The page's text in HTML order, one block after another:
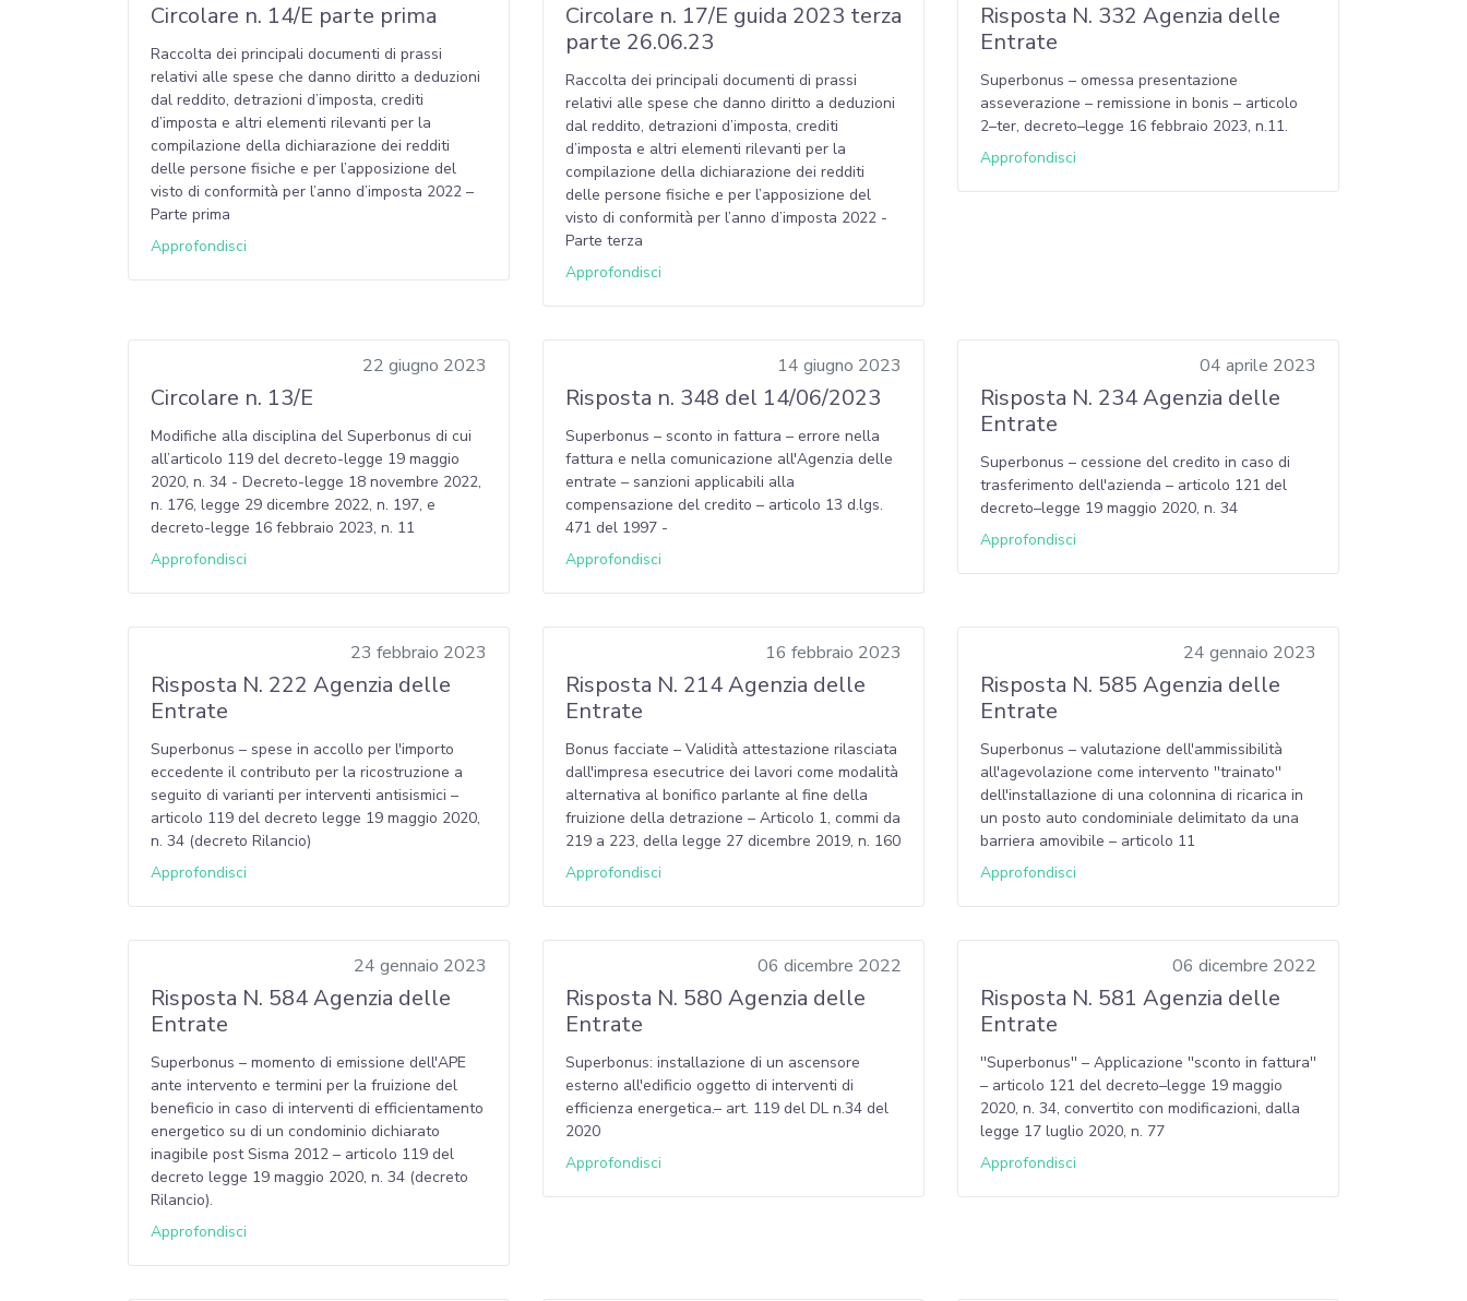
Circolare n. 14/E parte prima
Raccolta dei principali documenti di prassi
relativi alle spese che danno diritto a deduzioni
dal reddito, detrazioni d’imposta, crediti
d’imposta e altri elementi rilevanti per la
compilazione della dichiarazione dei redditi
delle persone fisiche e per l’apposizione del
visto di conformità per l’anno d’imposta 2022 –
Parte prima
Approfondisci
Circolare n. 17/E guida 2023 terza
parte 26.06.23
Raccolta dei principali documenti di prassi
relativi alle spese che danno diritto a deduzioni
dal reddito, detrazioni d’imposta, crediti
d’imposta e altri elementi rilevanti per la
compilazione della dichiarazione dei redditi
delle persone fisiche e per l’apposizione del
visto di conformità per l’anno d’imposta 2022 -
Parte terza
Approfondisci
Risposta N. 332 Agenzia delle
Entrate
Superbonus – omessa presentazione
asseverazione – remissione in bonis – articolo
2–ter, decreto–legge 16 febbraio 2023, n.11.
Approfondisci
22 giugno 2023
Circolare n. 13/E
Modifiche alla disciplina del Superbonus di cui
all’articolo 119 del decreto-legge 19 maggio
2020, n. 34 - Decreto-legge 18 novembre 2022,
n. 176, legge 29 dicembre 2022, n. 197, e
decreto-legge 16 febbraio 2023, n. 11
Approfondisci
14 giugno 2023
Risposta n. 348 del 14/06/2023
Superbonus – sconto in fattura – errore nella
fattura e nella comunicazione all'Agenzia delle
entrate – sanzioni applicabili alla
compensazione del credito – articolo 13 d.lgs.
471 del 1997 -
Approfondisci
04 aprile 2023
Risposta N. 234 Agenzia delle
Entrate
Superbonus – cessione del credito in caso di
trasferimento dell'azienda – articolo 121 del
decreto–legge 19 maggio 2020, n. 34
Approfondisci
23 febbraio 2023
Risposta N. 222 Agenzia delle
Entrate
Superbonus – spese in accollo per l'importo
eccedente il contributo per la ricostruzione a
seguito di varianti per interventi antisismici –
articolo 119 del decreto legge 19 maggio 2020,
n. 34 (decreto Rilancio)
Approfondisci
16 febbraio 2023
Risposta N. 214 Agenzia delle
Entrate
Bonus facciate – Validità attestazione rilasciata
dall'impresa esecutrice dei lavori come modalità
alternativa al bonifico parlante al fine della
fruizione della detrazione – Articolo 1, commi da
219 a 223, della legge 27 dicembre 2019, n. 160
Approfondisci
24 gennaio 2023
Risposta N. 585 Agenzia delle
Entrate
Superbonus – valutazione dell'ammissibilità
all'agevolazione come intervento ''trainato''
dell'installazione di una colonnina di ricarica in
un posto auto condominiale delimitato da una
barriera amovibile – articolo 11
Approfondisci
24 gennaio 2023
Risposta N. 584 Agenzia delle
Entrate
Superbonus – momento di emissione dell'APE
ante intervento e termini per la fruizione del
beneficio in caso di interventi di efficientamento
energetico su di un condominio dichiarato
inagibile post Sisma 2012 – articolo 119 del
decreto legge 19 maggio 2020, n. 34 (decreto
Rilancio).
Approfondisci
06 dicembre 2022
Risposta N. 580 Agenzia delle
Entrate
Superbonus: installazione di un ascensore
esterno all'edificio oggetto di interventi di
efficienza energetica.– art. 119 del DL n.34 del
2020
Approfondisci
06 dicembre 2022
Risposta N. 581 Agenzia delle
Entrate
''Superbonus'' – Applicazione ''sconto in fattura''
– articolo 121 del decreto–legge 19 maggio
2020, n. 34, convertito con modificazioni, dalla
legge 17 luglio 2020, n. 77
Approfondisci